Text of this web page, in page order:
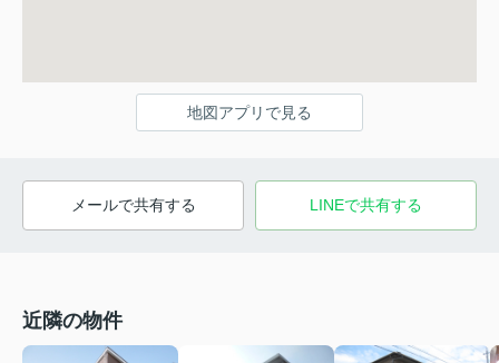
地図アプリで見る
メールで共有する LINEで共有する
近隣の物件